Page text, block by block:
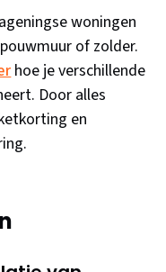
woningen
of zolder.
hoe je verschillende
Door alles
en